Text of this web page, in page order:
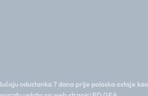
odustanka 7 dana prije polaska ostaje